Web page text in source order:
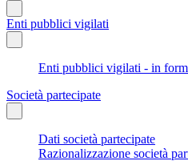
Enti pubblici vigilati
Enti pubblici vigilati - in
Società partecipate
Dati società partecipate
Razionalizzazione società